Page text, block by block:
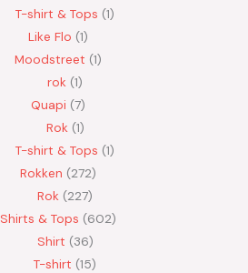
T-shirt & Tops 1
Like Flo 1
Moodstreet 1
rok 1
Quapi 7
Rok 1
T-shirt & Tops 1
Rokken 272
Rok 227
Shirts & Tops 602
Shirt 36
T-shirt 15